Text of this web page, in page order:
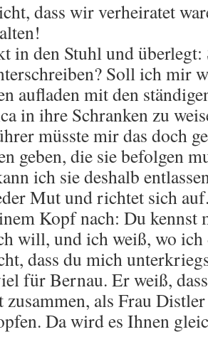
dass wir verheiratet
in den Stuhl und
Soll ich mir
aufladen mit den
in ihre Schranken zu
müsste mir das doch
geben, die sie befolgen
ich sie deshalb
Mut und richtet sich
Kopf nach: Du
will, und ich weiß, wo
dass du mich
für Bernau. Er weiß,
zusammen, als Frau
Da wird es Ihnen